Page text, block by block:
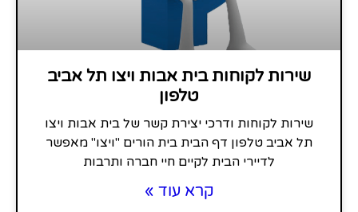
שירות לקוחות בית אבות ויצו תל אביב
טלפון
שירות לקוחות ודרכי יצירת קשר של בית אבות ויצו
תל אביב טלפון דף הבית בית הורים "ויצו" מאפשר
לדיירי הבית לקיים חיי חברה ותרבות
קרא עוד »